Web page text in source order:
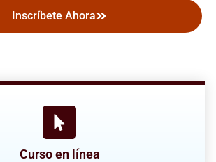
Inscríbete Ahora
Curso en línea